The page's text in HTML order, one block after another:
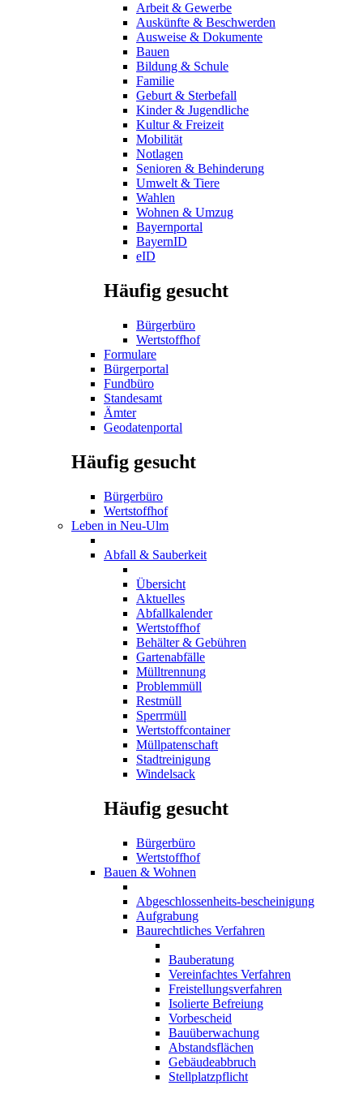
Arbeit & Gewerbe
Auskünfte & Beschwerden
Ausweise & Dokumente
Bauen
Bildung & Schule
Familie
Geburt & Sterbefall
Kinder & Jugendliche
Kultur & Freizeit
Mobilität
Notlagen
Senioren & Behinderung
Umwelt & Tiere
Wahlen
Wohnen & Umzug
Bayernportal
BayernID
eID
Häufig gesucht
Bürgerbüro
Wertstoffhof
Formulare
Bürgerportal
Fundbüro
Standesamt
Ämter
Geodatenportal
Häufig gesucht
Bürgerbüro
Wertstoffhof
Leben in Neu-Ulm
Abfall & Sauberkeit
Übersicht
Aktuelles
Abfallkalender
Wertstoffhof
Behälter & Gebühren
Gartenabfälle
Mülltrennung
Problemmüll
Restmüll
Sperrmüll
Wertstoffcontainer
Müllpatenschaft
Stadtreinigung
Windelsack
Häufig gesucht
Bürgerbüro
Wertstoffhof
Bauen & Wohnen
Abgeschlossenheits-bescheinigung
Aufgrabung
Baurechtliches Verfahren
Bauberatung
Vereinfachtes Verfahren
Freistellungsverfahren
Isolierte Befreiung
Vorbescheid
Bauüberwachung
Abstandsflächen
Gebäudeabbruch
Stellplatzpflicht